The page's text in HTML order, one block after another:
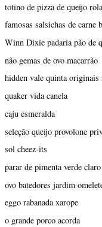
totino de pizza de queijo rola
famosas salsichas de carne
Winn Dixie padaria pão de
não gemas de ovo macarrão
hidden vale quinta originais
quaker vida canela
caju esmeralda
seleção queijo provolone
sol cheez-its
parar de pimenta verde claro
ovo batedores jardim
eggo rabanada xarope
o grande porco acorda